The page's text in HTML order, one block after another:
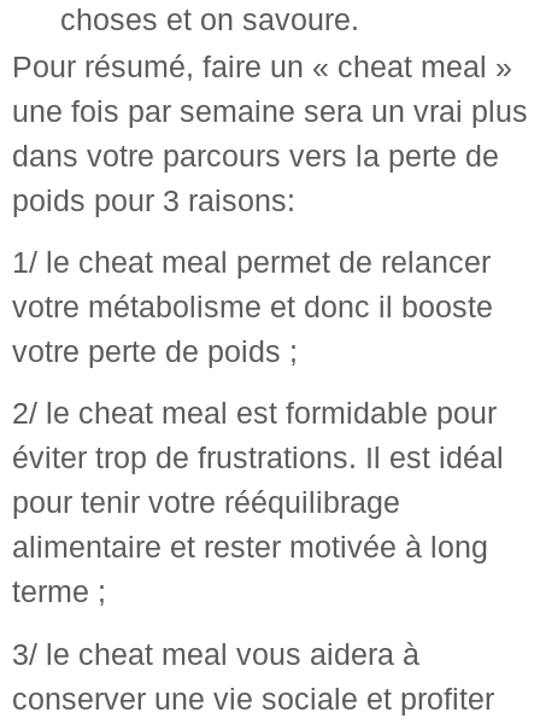
choses et on savoure.
Pour résumé, faire un « cheat meal »
une fois par semaine sera un vrai plus
dans votre parcours vers la perte de
poids pour 3 raisons:
1/ le cheat meal permet de relancer
votre métabolisme et donc il booste
votre perte de poids ;
2/ le cheat meal est formidable pour
éviter trop de frustrations. Il est idéal
pour tenir votre rééquilibrage
alimentaire et rester motivée à long
terme ;
3/ le cheat meal vous aidera à
conserver une vie sociale et profiter